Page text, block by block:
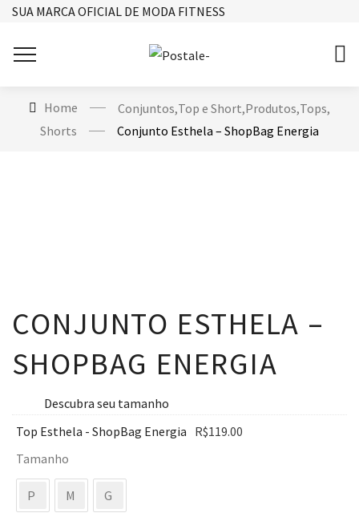
SUA MARCA OFICIAL DE MODA FITNESS
Home Conjuntos,Top e Short,Produtos,Tops,
Shorts
Conjunto Esthela – ShopBag Energia
CONJUNTO ESTHELA –
SHOPBAG ENERGIA
Descubra seu tamanho
Top Esthela - ShopBag Energia R$119.00
Tamanho
P M
G